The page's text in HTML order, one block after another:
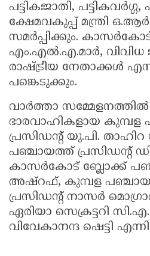
പട്ടികജാതി,
ക്ഷേമവകുപ്പ് മന്ത്രി
സമർപ്പിക്കും.
എം.എൽ.എ.മാർ, വിവിധ
രാഷ്ട്രീയ നേതാക്കൾ
പങ്കെടുക്കും.
വാർത്താ സമ്മേളനത്തിൽ
ഭാരവാഹികളായ കുമ്പള
പ്രസിഡന്റ് യു.പി.
പഞ്ചായത്ത്
കാസർകോട് ബ്ലോക്ക്
അഷ്റഫ്, കുമ്പള
പ്രസിഡന്റ് നാസർ
ഏരിയാ സെക്രട്ടറി
വിവേകാനന്ദ ഷെട്ടി